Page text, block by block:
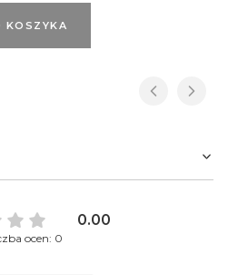
KOSZYKA
0.00
ocen: 0